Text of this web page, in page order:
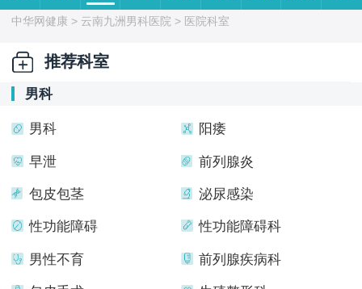
中华网健康 > 云南九洲男科医院 > 医院科室
推荐科室
男科
男科 阳痿
早泄 前列腺炎
包皮包茎 泌尿感染
性功能障碍 性功能障碍科
男性不育 前列腺疾病科